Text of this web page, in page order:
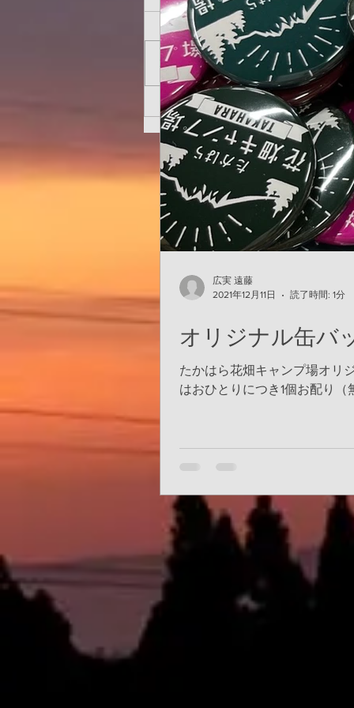
高台サイトに仮設トイレを設
置しました。
コメントを追加…
オリジナル缶バ
たかはら花畑キャンプ場オリ
はおひとりにつき1個お配り（
広実 遠藤
2021年12月11日
読了時間: 1分